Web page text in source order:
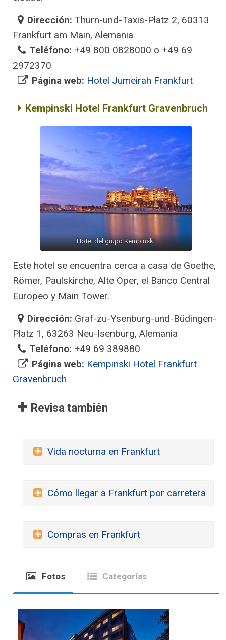
Dirección: Thurn-und-Taxis-Platz 2, 60313
Frankfurt am Main, Alemania
Teléfono: +49 800 0828000 o +49 69
2972370
Página web: Hotel Jumeirah Frankfurt
Kempinski Hotel Frankfurt Gravenbruch
Hotel del grupo Kempinski
Este hotel se encuentra cerca a casa de Goethe,
Römer, Paulskirche, Alte Oper, el Banco Central
Europeo y Main Tower.
Dirección: Graf-zu-Ysenburg-und-Büdingen-
Platz 1, 63263 Neu-Isenburg, Alemania
Teléfono: +49 69 389880
Página web: Kempinski Hotel Frankfurt
Gravenbruch
Revisa también
Vida nocturna en Frankfurt
Cómo llegar a Frankfurt por carretera
Compras en Frankfurt
Fotos Categorías